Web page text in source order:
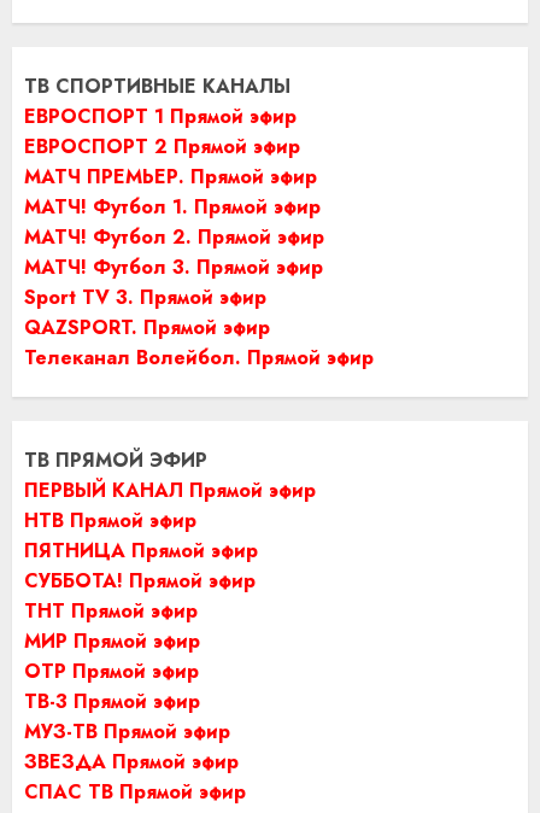
ТВ СПОРТИВНЫЕ КАНАЛЫ
ЕВРОСПОРТ 1 Прямой эфир
ЕВРОСПОРТ 2 Прямой эфир
МАТЧ ПРЕМЬЕР. Прямой эфир
МАТЧ! Футбол 1. Прямой эфир
МАТЧ! Футбол 2. Прямой эфир
МАТЧ! Футбол 3. Прямой эфир
Sport TV 3. Прямой эфир
QAZSPORT. Прямой эфир
Телеканал Волейбол. Прямой эфир
ТВ ПРЯМОЙ ЭФИР
ПЕРВЫЙ КАНАЛ Прямой эфир
НТВ Прямой эфир
ПЯТНИЦА Прямой эфир
СУББОТА! Прямой эфир
ТНТ Прямой эфир
МИР Прямой эфир
ОТР Прямой эфир
ТВ-3 Прямой эфир
МУЗ-ТВ Прямой эфир
ЗВЕЗДА Прямой эфир
СПАС ТВ Прямой эфир